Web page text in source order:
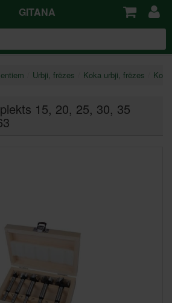
GITANA
Urbji, frēzes Koka urbji, frēzes
15, 20, 25, 30, 35